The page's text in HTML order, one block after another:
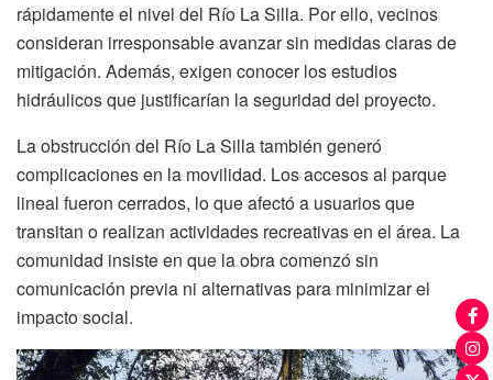
rápidamente el nivel del Río La Silla. Por ello, vecinos
consideran irresponsable avanzar sin medidas claras de
mitigación. Además, exigen conocer los estudios
hidráulicos que justificarían la seguridad del proyecto.
La obstrucción del Río La Silla también generó
complicaciones en la movilidad. Los accesos al parque
lineal fueron cerrados, lo que afectó a usuarios que
transitan o realizan actividades recreativas en el área. La
comunidad insiste en que la obra comenzó sin
comunicación previa ni alternativas para minimizar el
impacto social.